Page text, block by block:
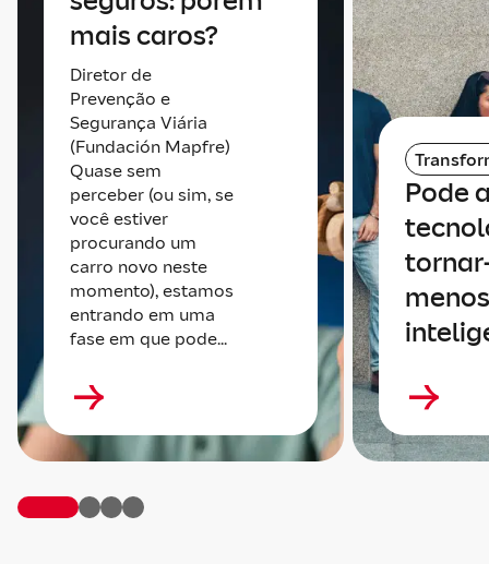
mais caros?
Diretor de
Prevenção e
Segurança Viária
(Fundación Mapfre)
Quase sem
perceber (ou sim, se
você estiver
procurando um
carro novo neste
momento), estamos
entrando em uma
fase em que pode...
Pode
menos